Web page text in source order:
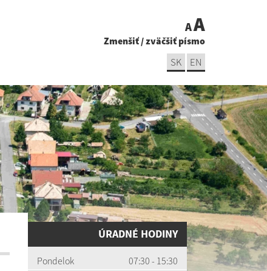
AA
Zmenšiť/zväčšiť písmo
SK EN
ÚRADNÉ HODINY
Pondelok
07:30 - 15:30